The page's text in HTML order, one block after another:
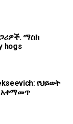
ማስክ
hogs
የህይወት
አቀማመጥ